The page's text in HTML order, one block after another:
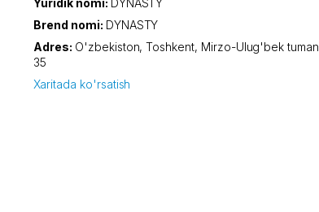
Yuridik nomi: DYNASTY
Brend nomi: DYNASTY
Adres: O'zbekiston,Toshkent, Mirzo-Ulug'bek
35
Xaritada ko'rsatish